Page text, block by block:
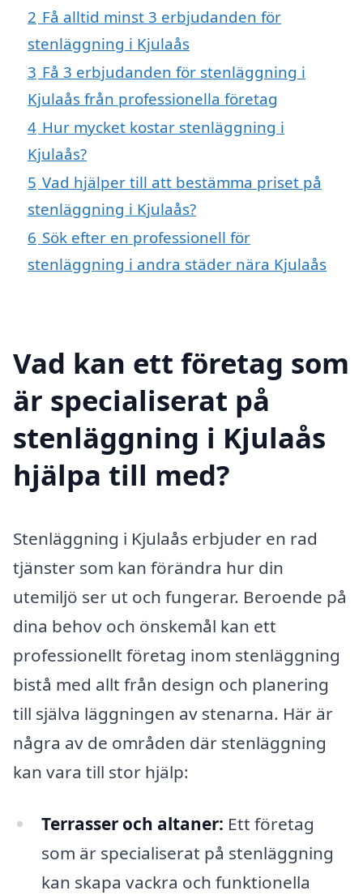
2 Få alltid minst 3 erbjudanden för
stenläggning i Kjulaås
3 Få 3 erbjudanden för stenläggning i
Kjulaås från professionella företag
4 Hur mycket kostar stenläggning i
Kjulaås?
5 Vad hjälper till att bestämma priset på
stenläggning i Kjulaås?
6 Sök efter en professionell för
stenläggning i andra städer nära Kjulaås
Vad kan ett företag som
är specialiserat på
stenläggning i Kjulaås
hjälpa till med?
Stenläggning i Kjulaås erbjuder en rad
tjänster som kan förändra hur din
utemiljö ser ut och fungerar. Beroende på
dina behov och önskemål kan ett
professionellt företag inom stenläggning
bistå med allt från design och planering
till själva läggningen av stenarna. Här är
några av de områden där stenläggning
kan vara till stor hjälp:
Terrasser och altaner: Ett företag
som är specialiserat på stenläggning
kan skapa vackra och funktionella